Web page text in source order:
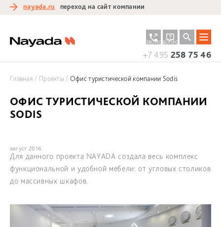
nayada.ru переход на сайт компании
ЗАКАЗАТЬ
ЗВОНОК
ЗАДАТЬ
ВОПРОС
+7 495 258 75 46
Главная Проекты Офис туристической компании Sodis
ОФИС ТУРИСТИЧЕСКОЙ КОМПАНИИ
SODIS
август 2016
Для данного проекта NAYADA создала весь комплекс
функциональной и удобной мебели: от угловых столиков
до массивных шкафов.